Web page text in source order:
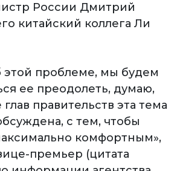
России Дмитрий
китайский коллега Ли
проблеме, мы будем
ее преодолеть, думаю,
правительств эта тема
с тем, чтобы
комфортным»,
премьер (цитата